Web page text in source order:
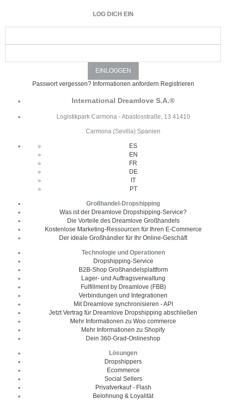
LOG DICH EIN
Passwort vergessen? Informationen anfordern Registrieren
International Dreamlove S.A.®
Logistikpark Carmona - Abastosstraße, 13 41410
Carmona (Sevilla) Spanien
ES
EN
FR
DE
IT
PT
Großhandel-Dropshipping
Was ist der Dreamlove Dropshipping-Service?
Die Vorteile des Dreamlove Großhandels
Kostenlose Marketing-Ressourcen für Ihren E-Commerce
Der ideale Großhändler für Ihr Online-Geschäft
Technologie und Operationen
Dropshipping-Service
B2B-Shop Großhandelsplattform
Lager- und Auftragsverwaltung
Fulfillment by Dreamlove (FBB)
Verbindungen und Integrationen
Mit Dreamlove synchronisieren - API
Jetzt Vertrag für Dreamlove Dropshipping abschließen
Mehr Informationen zu Woo commerce
Mehr Informationen zu Shopify
Dein 360-Grad-Onlineshop
Lösungen
Dropshippers
Ecommerce
Social Sellers
Privatverkauf - Flash
Belohnung & Loyalität